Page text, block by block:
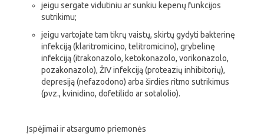
jeigu sergate vidutiniu ar sunkiu kepenų funkcijos
sutrikimu;
jeigu vartojate tam tikrų vaistų, skirtų gydyti bakterinę
infekciją (klaritromicino, telitromicino), grybelinę
infekciją (itrakonazolo, ketokonazolo, vorikonazolo,
pozakonazolo), ŽIV infekciją (proteazių inhibitorių),
depresiją (nefazodono) arba širdies ritmo sutrikimus
(pvz., kvinidino, dofetilido ar sotalolio).
Įspėjimai ir atsargumo priemonės